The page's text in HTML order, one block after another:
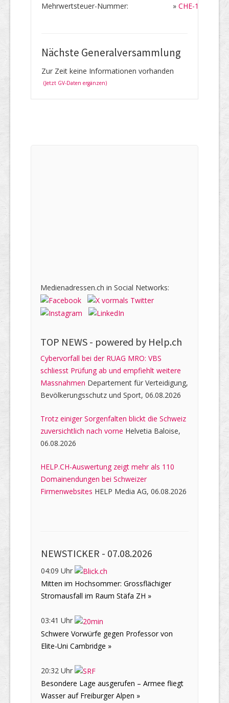
Mehrwertsteuer-Nummer:
» CHE-
Nächste Generalversammlung
Zur Zeit keine Informationen vorhanden
(Jetzt GV-Daten ergänzen)
Medienadressen.ch in Social Networks:
TOP NEWS - powered by Help.ch
Cybervorfall bei der RUAG MRO: VBS
schliesst Prüfung ab und empfiehlt weitere
Massnahmen Departement für Verteidigung,
Bevölkerungsschutz und Sport, 06.08.2026
Trotz einiger Sorgenfalten blickt die Schweiz
zuversichtlich nach vorne Helvetia Baloise,
06.08.2026
HELP.CH-Auswertung zeigt mehr als 110
Domainendungen bei Schweizer
Firmenwebsites HELP Media AG, 06.08.2026
NEWSTICKER - 07.08.2026
04:09 Uhr
Mitten im Hochsommer: Grossflächiger
Stromausfall im Raum Stäfa ZH »
03:41 Uhr
Schwere Vorwürfe gegen Professor von
Elite-Uni Cambridge »
20:32 Uhr
Besondere Lage ausgerufen – Armee fliegt
Wasser auf Freiburger Alpen »